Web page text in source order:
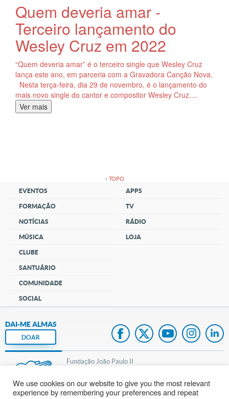
Quem deveria amar -
Terceiro lançamento do
Wesley Cruz em 2022
“Quem deveria amar” é o terceiro single que Wesley Cruz
lança este ano, em parceria com a Gravadora Canção Nova.
Nesta terça-feira, dia 29 de novembro, é o lançamento do
mais novo single do cantor e compositor Wesley Cruz....
Ver mais
↑ TOPO
EVENTOS
FORMAÇÃO
NOTÍCIAS
MÚSICA
CLUBE
SANTUÁRIO
COMUNIDADE
SOCIAL
APPS
TV
RÁDIO
LOJA
DAI-ME ALMAS
DOAR
Fundação João Paulo II
Pedido de Oração
We use cookies on our website to give you the most relevant
experience by remembering your preferences and repeat